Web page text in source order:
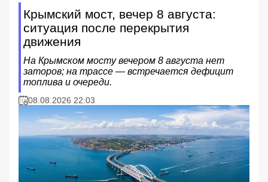
Крымский мост, вечер 8 августа:
ситуация после перекрытия
движения
На Крымском мосту вечером 8 августа нет
заторов; на трассе — встречается дефицит
топлива и очереди.
08.08.2026 22:03